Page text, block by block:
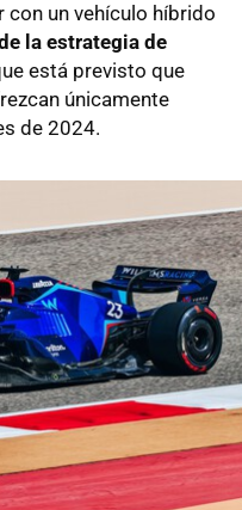
con un vehículo híbrido
la estrategia de
está previsto que
únicamente
de 2024.